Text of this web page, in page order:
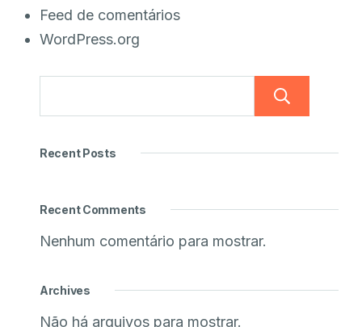
Feed de comentários
WordPress.org
Recent Posts
Recent Comments
Nenhum comentário para mostrar.
Archives
Não há arquivos para mostrar.